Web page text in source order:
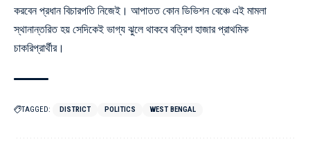
করবেন প্রধান বিচারপতি নিজেই। আপাতত কোন ডিভিশন বেঞ্চে এই মামলা
স্থানান্তরিত হয় সেদিকেই ভাগ্য ঝুলে থাকবে বত্রিশ হাজার প্রাথমিক
চাকরিপ্রার্থীর।
TAGGED: DISTRICT POLITICS WEST BENGAL